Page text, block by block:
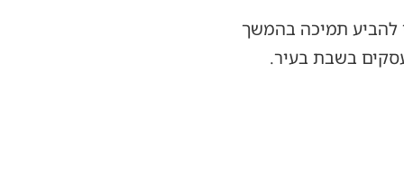
להביע תמיכה בהמשך
בשבת בעיר.